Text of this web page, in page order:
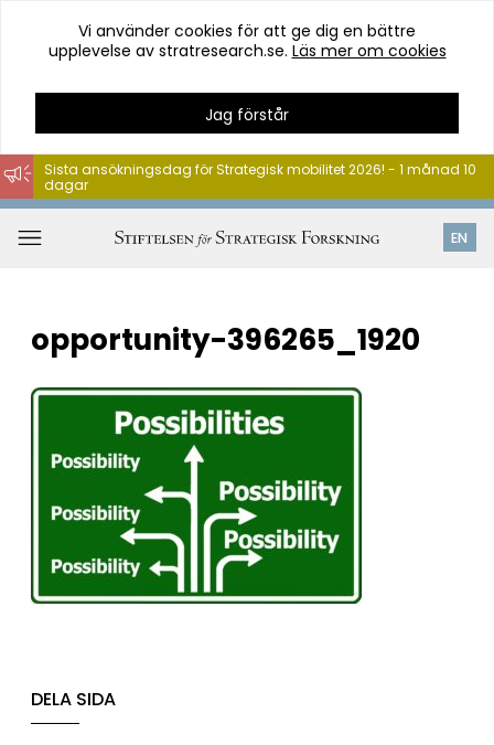
Hoppa
till
innehåll
Vi använder cookies för att ge dig en bättre
upplevelse av stratresearch.se. Läs mer om cookies
Jag förstår
EN
Sista ansökningsdag för Strategisk mobilitet 2026! - 1 månad 10
dagar
opportunity-396265_1920
DELA SIDA